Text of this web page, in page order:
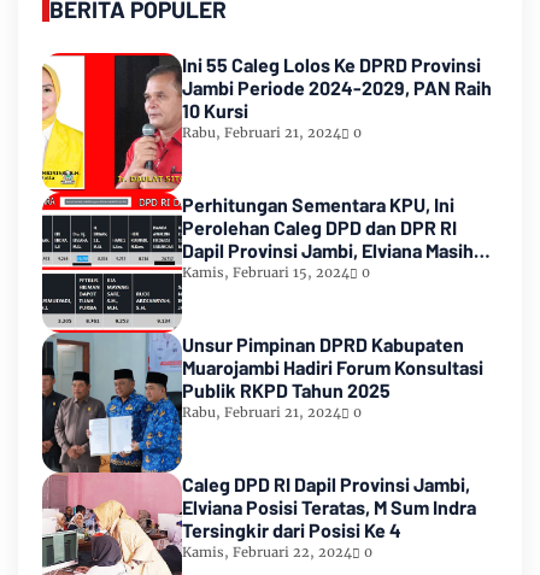
BERITA POPULER
Ini 55 Caleg Lolos Ke DPRD Provinsi
Jambi Periode 2024-2029, PAN Raih
10 Kursi
Rabu, Februari 21, 2024 0
Perhitungan Sementara KPU, Ini
Perolehan Caleg DPD dan DPR RI
Dapil Provinsi Jambi, Elviana Masih
Urutan Kedua Teratas
Kamis, Februari 15, 2024 0
Unsur Pimpinan DPRD Kabupaten
Muarojambi Hadiri Forum Konsultasi
Publik RKPD Tahun 2025
Rabu, Februari 21, 2024 0
Caleg DPD RI Dapil Provinsi Jambi,
Elviana Posisi Teratas, M Sum Indra
Tersingkir dari Posisi Ke 4
Kamis, Februari 22, 2024 0